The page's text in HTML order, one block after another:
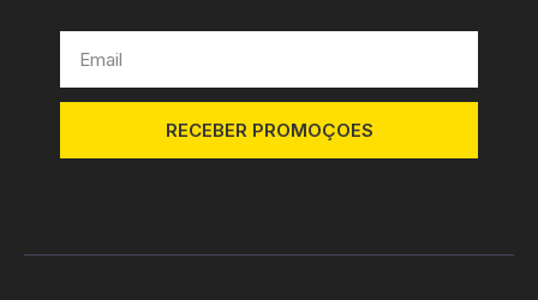
RECEBER PROMOÇOES